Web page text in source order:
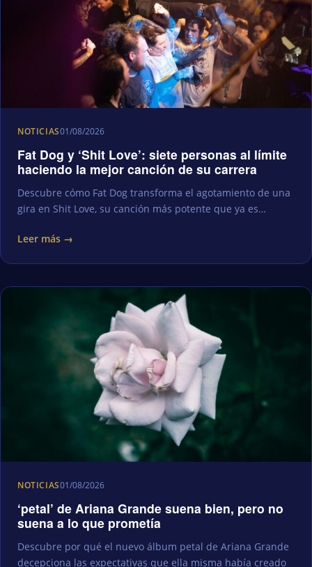
NOTICIAS01/08/2026
Fat Dog y ‘Shit Love’: siete personas al límite
haciendo la mejor canción de su carrera
Descubre cómo Fat Dog transforma el agotamiento de una
gira en Shit Love, su canción más potente que ya es…
Leer más →
NOTICIAS01/08/2026
‘petal’ de Ariana Grande suena bien, pero no
suena a lo que prometía
Descubre por qué el nuevo álbum petal de Ariana Grande
decepciona las expectativas que ella misma había creado